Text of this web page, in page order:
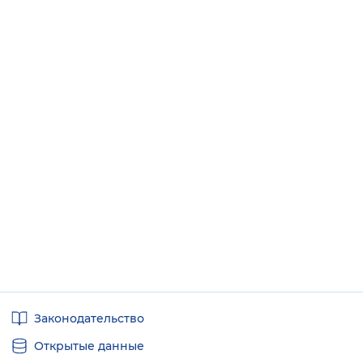
ссылкиЗаконодательство
Открытые данные